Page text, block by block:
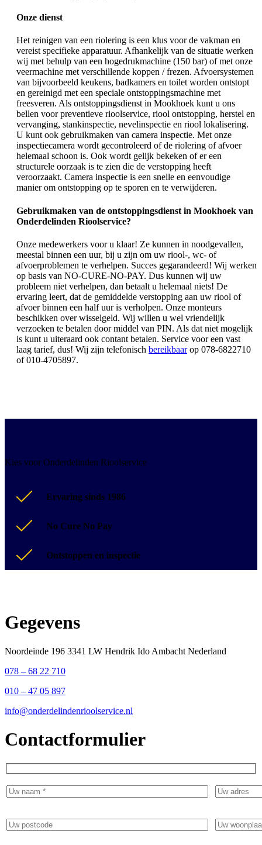
Onze dienst
Het reinigen van een riolering is een klus voor de vakman en
vereist specifieke apparatuur. Afhankelijk van de situatie werken
wij met behulp van een hogedrukmachine (150 bar) of met onze
veermachine met verschillende koppen / frezen. Afvoersystemen
van bijvoorbeeld keukens, badkamers en toilet worden ontstopt
en gereinigd met een speciale ontstoppingsmachine met
freesveren. Als ontstoppingsdienst in Mookhoek kunt u ons
bellen voor preventieve rioolservice, riool ontstopping, herstel en
vervanging, stankinspectie, nevelinspectie en riool lokalisering.
U kunt ook gebruikmaken van camera inspectie. Met onze
inspectiecamera wordt gecontroleerd of de riolering of afvoer
helemaal schoon is. Ook wordt gelijk bekeken of er een
structurele oorzaak is te zien die de verstopping heeft
veroorzaakt. Camera inspectie is een snelle en eenvoudige
manier om ontstopping op te sporen en te verwijderen.
Gebruikmaken van de ontstoppingsdienst in Mookhoek van
Onderdelinden Rioolservice?
Onze medewerkers voor u klaar! Ze kunnen in noodgevallen,
meestal binnen een uur, bij u zijn om uw riool-, wc- of
afvoerproblemen te verhelpen. Succes gegarandeerd! Wij werken
op basis van NO-CURE-NO-PAY. Dus kunnen wij uw
probleem niet verhelpen, dan betaalt u helemaal niets! De
ervaring leert, dat de gemiddelde verstopping aan uw riool of
afvoer binnen een half uur is verholpen. Onze monteurs
beschikken over wisselgeld. Wij willen u wel vriendelijk
verzoeken te betalen door middel van PIN. Als dat niet mogelijk
is kunt u uiteraard ook contant betalen. Service voor een vast
laag tarief, dus! Wij zijn telefonisch bereikbaarop 078-6822710
of 010-4705897.
Kies voor Onderdelinden Rioolservice
Ervaring sinds 1986
No Cure No Pay
Ontstoppen en inspectie
Gegevens
Noordeinde 196 3341 LW Hendrik Ido Ambacht Nederland
078 – 68 22 710
010 – 47 05 897
info@onderdelindenrioolservice.nl
Contactformulier